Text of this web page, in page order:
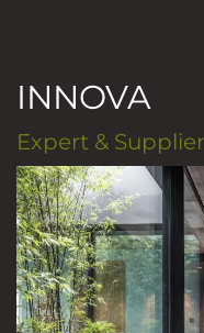
INNOVA
Expert &